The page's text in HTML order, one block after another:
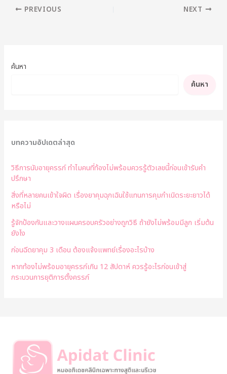
PREVIOUS NEXT
ค้นหา
ค้นหา
บทความอัปเดตล่าสุด
วิธีการนับอายุครรภ์ ทำไมคนที่ท้องไม่พร้อมควรรู้ตัวเลขนี้ก่อนเข้ารับคำ
ปรึกษา
สิ่งที่หลายคนเข้าใจผิด เรื่องยาคุมฉุกเฉินใช้แทนการคุมกำเนิดระยะยาวได้
หรือไม่
รู้จักป้องกันและวางแผนครอบครัวอย่างถูกวิธี ถ้ายังไม่พร้อมมีลูก เริ่มต้น
ยังไง
ก่อนฉีดยาคุม 3 เดือน ต้องแจ้งแพทย์เรื่องอะไรบ้าง
หากท้องไม่พร้อมอายุครรภ์เกิน 12 สัปดาห์ ควรรู้อะไรก่อนเข้าสู่
กระบวนการยุติการตั้งครรภ์